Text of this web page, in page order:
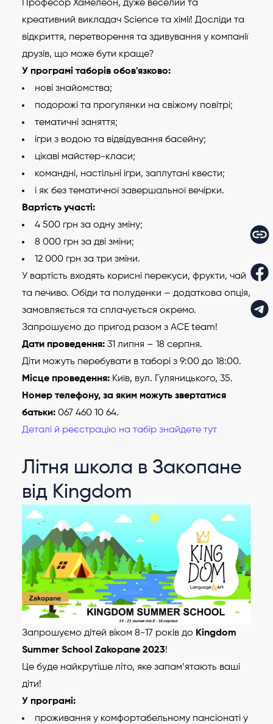
Професор Хамелеон, дуже веселий та
креативний викладач Science та хімії! Досліди та
відкриття, перетворення та здивування у компанії
друзів, що може бути краще?
У програмі таборів обов'язково:
нові знайомства;
подорожі та прогулянки на свіжому повітрі;
тематичні заняття;
ігри з водою та відвідування басейну;
цікаві майстер-класи;
командні, настільні ігри, заплутані квести;
і як без тематичної завершальної вечірки.
Вартість участі:
4 500 грн за одну зміну;
8 000 грн за дві зміни;
12 000 грн за три зміни.
У вартість входять корисні перекуси, фрукти, чай
та печиво. Обіди та полуденки – додаткова опція,
замовляється та сплачується окремо.
Запрошуємо до пригод разом з ACE team!
Дати проведення: 31 липня – 18 серпня.
Діти можуть перебувати в таборі з 9:00 до 18:00.
Місце проведення: Київ, вул. Гуляницького, 35.
Номер телефону, за яким можуть звертатися
батьки: 067 460 10 64.
Деталі й реєстрацію на табір знайдете тут
Літня школа в Закопане
від Kingdom
Запрошуємо дітей віком 8-17 років до Kingdom
Summer School Zakopane 2023!
Це буде найкрутіше літо, яке запам’ятають ваші
діти!
У програмі:
проживання у комфортабельному пансіонаті у